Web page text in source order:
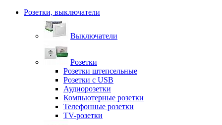
Розетки, выключатели
Выключатели
Розетки
Розетки штепсельные
Розетки с USB
Аудиорозетки
Компьютерные розетки
Телефонные розетки
TV-розетки